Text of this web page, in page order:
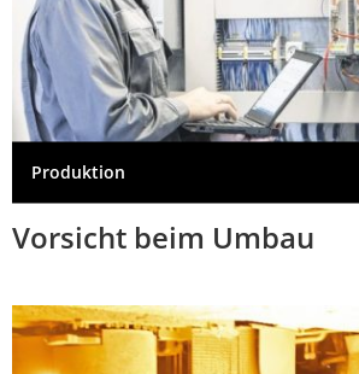
Produktion
Vorsicht beim Umbau